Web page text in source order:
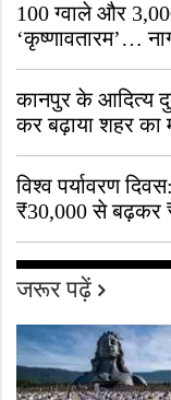
100 ग्वाले और
‘कृष्णावतारम’…
“ऐसा तो सिर्फ़
कानपुर के आदित्य
कर बढ़ाया शहर का
विश्व पर्यावरण
₹30,000 से बढ़कर
जरूर पढ़ें